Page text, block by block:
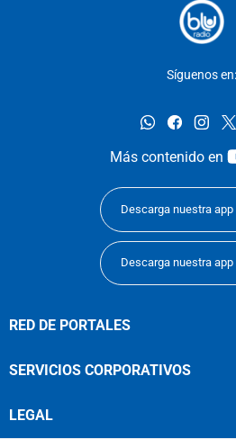
Síguenos en:
whatsappfacebook
Más contenido en
Descarga nuestra app
Descarga nuestra app
RED DE PORTALES
SERVICIOS CORPORATIVOS
LEGAL